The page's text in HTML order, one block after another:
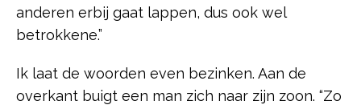
anderen erbij gaat lappen, dus ook wel
betrokkene.”
Ik laat de woorden even bezinken. Aan de
overkant buigt een man zich naar zijn zoon. “Zo